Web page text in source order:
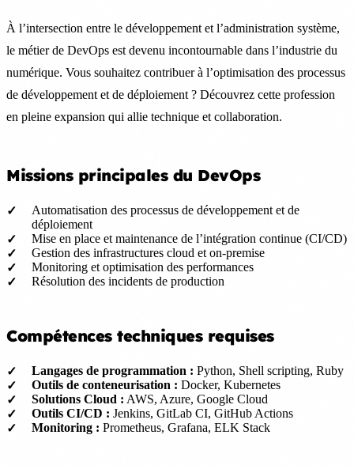
À l’intersection entre le développement et l’administration système,
le métier de DevOps est devenu incontournable dans l’industrie du
numérique. Vous souhaitez contribuer à l’optimisation des processus
de développement et de déploiement ? Découvrez cette profession
en pleine expansion qui allie technique et collaboration.
Missions principales du DevOps
Automatisation des processus de développement et de
déploiement
Mise en place et maintenance de l’intégration continue (CI/CD)
Gestion des infrastructures cloud et on-premise
Monitoring et optimisation des performances
Résolution des incidents de production
Compétences techniques requises
Langages de programmation : Python, Shell scripting, Ruby
Outils de conteneurisation : Docker, Kubernetes
Solutions Cloud : AWS, Azure, Google Cloud
Outils CI/CD : Jenkins, GitLab CI, GitHub Actions
Monitoring : Prometheus, Grafana, ELK Stack